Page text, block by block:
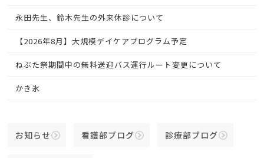
永田先生、鈴木先生の外来休診について
【2026年8月】大規模デイケアプログラム予定
ねぶた祭期間中の無料送迎バス運行ルート変更について
かき氷
お知らせ 看護部ブログ 診療部ブログ